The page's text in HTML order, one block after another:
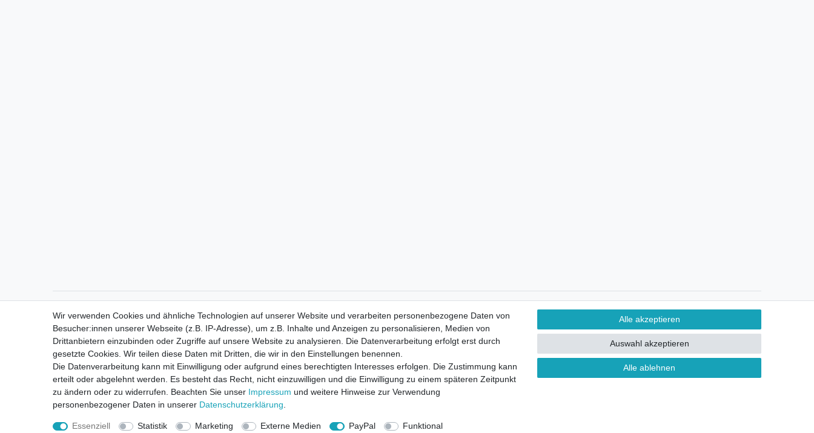
Widerrufsrecht Widerrufsformular Impressum Datenschutzerklärung
Wir verwenden Cookies und ähnliche Technologien auf unserer Website und verarbeiten personenbezogene Daten von
Besucher:innen unserer Webseite (z.B. IP-Adresse), um z.B. Inhalte und Anzeigen zu personalisieren, Medien von
Drittanbietern einzubinden oder Zugriffe auf unsere Website zu analysieren. Die Datenverarbeitung erfolgt erst durch
gesetzte Cookies. Wir teilen diese Daten mit Dritten, die wir in den Einstellungen benennen.
Die Datenverarbeitung kann mit Einwilligung oder aufgrund eines berechtigten Interesses erfolgen. Die Zustimmung kann
erteilt oder abgelehnt werden. Es besteht das Recht, nicht einzuwilligen und die Einwilligung zu einem späteren Zeitpunkt
zu ändern oder zu widerrufen. Beachten Sie unser Impressum und weitere Hinweise zur Verwendung
personenbezogener Daten in unserer Daten­schutz­erklärung
Essenziell Statistik Marketing Externe Medien PayPal Funktional
Alle akzeptieren
Alle ablehnen
Auswahl akzeptieren